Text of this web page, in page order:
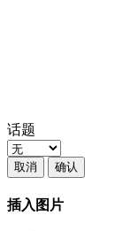
话题
取消 确认
插入图片